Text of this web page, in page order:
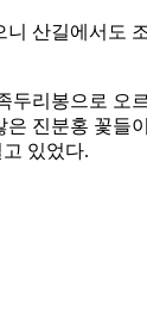
산길에서도
리봉으로
진분홍 꽃들
있었다.